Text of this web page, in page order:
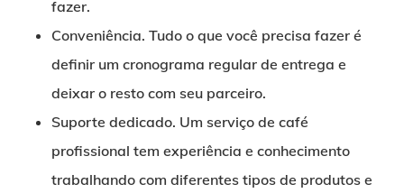
fazer.
Conveniência. Tudo o que você precisa fazer é
definir um cronograma regular de entrega e
deixar o resto com seu parceiro.
Suporte dedicado. Um serviço de café
profissional tem experiência e conhecimento
trabalhando com diferentes tipos de produtos e